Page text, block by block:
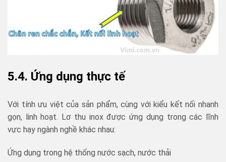
5.4. Ứng dụng thực tế
Với tính ưu việt của sản phẩm, cùng với kiểu kết nối nhanh
gọn, linh hoạt. Lơ thu inox được ứng dụng trong các lĩnh
vực hay ngành nghề khác nhau:
Ứng dụng trong hệ thống nước sạch, nước thải